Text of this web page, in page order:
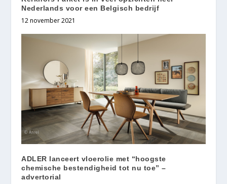
Nederlands voor een Belgisch bedrijf
12 november 2021
ADLER lanceert vloerolie met “hoogste
chemische bestendigheid tot nu toe” –
advertorial